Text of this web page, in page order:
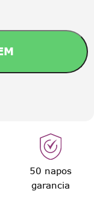
50 napos
garancia